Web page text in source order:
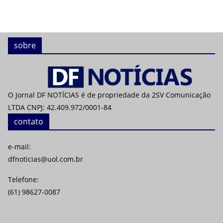
sobre
O Jornal DF NOTÍCIAS é de propriedade da 2SV Comunicação
LTDA CNPJ: 42.409.972/0001-84
contato
e-mail:
dfnoticias@uol.com.br
Telefone:
(61) 98627-0087